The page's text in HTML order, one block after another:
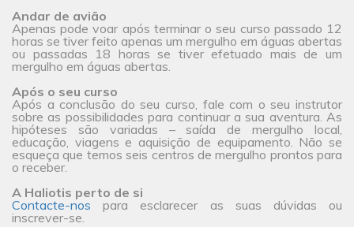
Andar de avião
Apenas pode voar após terminar o seu curso passado 12
horas se tiver feito apenas um mergulho em águas abertas
ou passadas 18 horas se tiver efetuado mais de um
mergulho em águas abertas.
Após o seu curso
Após a conclusão do seu curso, fale com o seu instrutor
sobre as possibilidades para continuar a sua aventura. As
hipóteses são variadas – saída de mergulho local,
educação, viagens e aquisição de equipamento. Não se
esqueça que temos seis centros de mergulho prontos para
o receber.
A Haliotis perto de si
Contacte-nos para esclarecer as suas dúvidas ou
inscrever-se.